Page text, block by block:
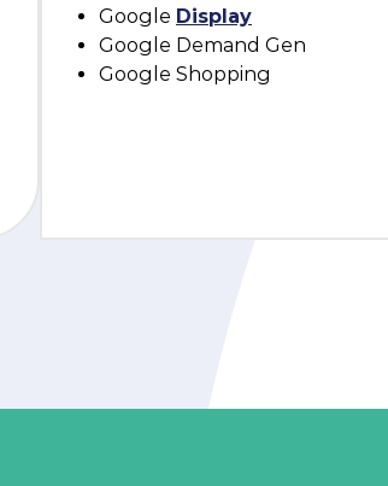
Google Display
Google Demand Gen
Google Shopping